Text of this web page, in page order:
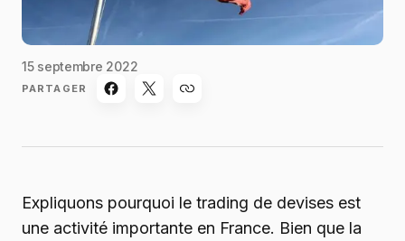
15 septembre 2022
PARTAGER
Expliquons pourquoi le trading de devises est
une activité importante en France. Bien que la